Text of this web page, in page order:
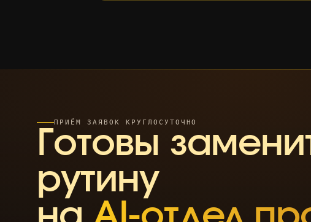
ПРИЁМ ЗАЯВОК КРУГЛОСУТОЧНО
Готовы
рутину